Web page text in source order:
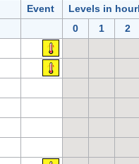
Event
Levels in
0
1
2